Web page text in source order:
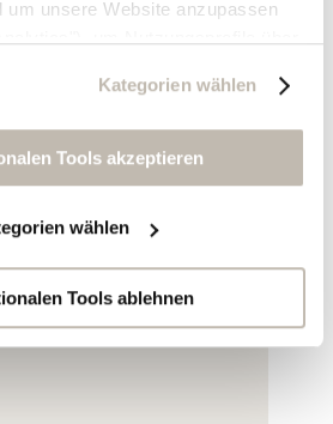
um unsere Website anzupassen
Werbung auszuliefern,
anzusprechen sowie um unsere
("Marketing").
Dienstanbietern geteilt, die wir in
genauer auflisten oder wenn
klicken.
Tools akzeptieren" klicken,
Kategorien wählen
Tools akzeptieren
wählen
Tools ablehnen